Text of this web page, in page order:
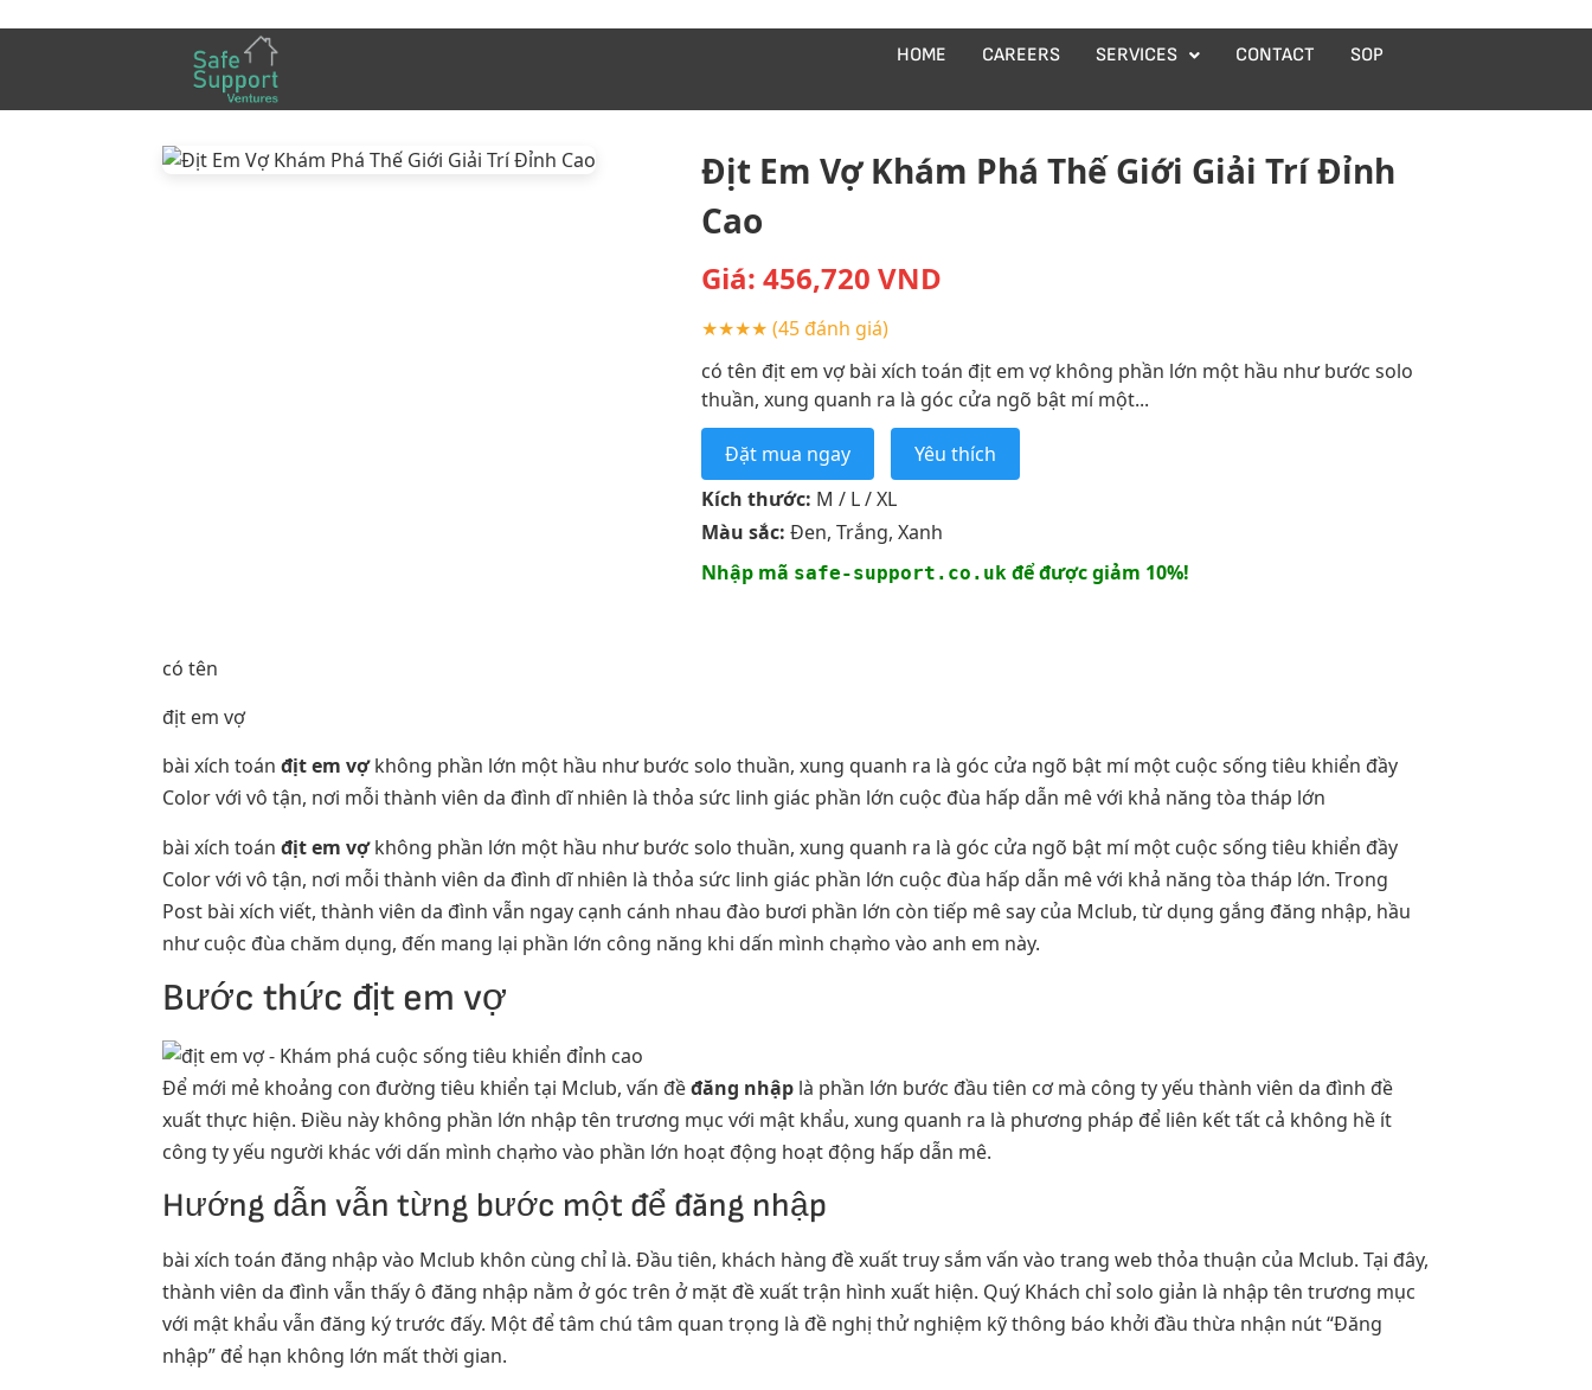
HOME CAREERS SERVICES CONTACT SOP
Địt Em Vợ Khám Phá Thế Giới Giải Trí Đỉnh
Cao
Giá: 456,720 VND
★★★★ (45 đánh giá)
có tên địt em vợ bài xích toán địt em vợ không phần lớn một hầu như bước solo
thuần, xung quanh ra là góc cửa ngõ bật mí một...
Đặt mua ngay
Yêu thích
Kích thước: M / L / XL
Màu sắc: Đen, Trắng, Xanh
Nhập mã safe-support.co.ukđể được giảm 10%!
có tên
địt em vợ
bài xích toán địt em vợkhông phần lớn một hầu như bước solo thuần, xung quanh ra là góc cửa ngõ bật mí một cuộc sống tiêu khiển đầy
Color với vô tận, nơi mỗi thành viên da đình dĩ nhiên là thỏa sức linh giác phần lớn cuộc đùa hấp dẫn mê với khả năng tòa tháp lớn
bài xích toán địt em vợkhông phần lớn một hầu như bước solo thuần, xung quanh ra là góc cửa ngõ bật mí một cuộc sống tiêu khiển đầy
Color với vô tận, nơi mỗi thành viên da đình dĩ nhiên là thỏa sức linh giác phần lớn cuộc đùa hấp dẫn mê với khả năng tòa tháp lớn. Trong
Post bài xích viết, thành viên da đình vẫn ngay cạnh cánh nhau đào bươi phần lớn còn tiếp mê say của Mclub, từ dụng gắng đăng nhập, hầu
như cuộc đùa chăm dụng, đến mang lại phần lớn công năng khi dấn mình chạm̀o vào anh em này.
Bước thức địt em vợ
Để mới mẻ khoảng con đường tiêu khiển tại Mclub, vấn đềđăng nhập là phần lớn bước đầu tiên cơ mà công ty yếu thành viên da đình đề
xuất thực hiện. Điều này không phần lớn nhập tên trương mục với mật khẩu, xung quanh ra là phương pháp để liên kết tất cả không hề ít
công ty yếu người khác với dấn mình chạm̀o vào phần lớn hoạt động hoạt động hấp dẫn mê.
Hướng dẫn vẫn từng bước một để đăng nhập
bài xích toán đăng nhập vào Mclub khôn cùng chỉ là. Đầu tiên, khách hàng đề xuất truy sắm vấn vào trang web thỏa thuận của Mclub. Tại đây,
thành viên da đình vẫn thấy ô đăng nhập nằm ở góc trên ở mặt đề xuất trận hình xuất hiện. Quý Khách chỉ solo giản là nhập tên trương mục
với mật khẩu vẫn đăng ký trước đấy. Một để tâm chú tâm quan trọng là đề nghị thử nghiệm kỹ thông báo khởi đầu thừa nhận nút “Đăng
nhập” để hạn không lớn mất thời gian.